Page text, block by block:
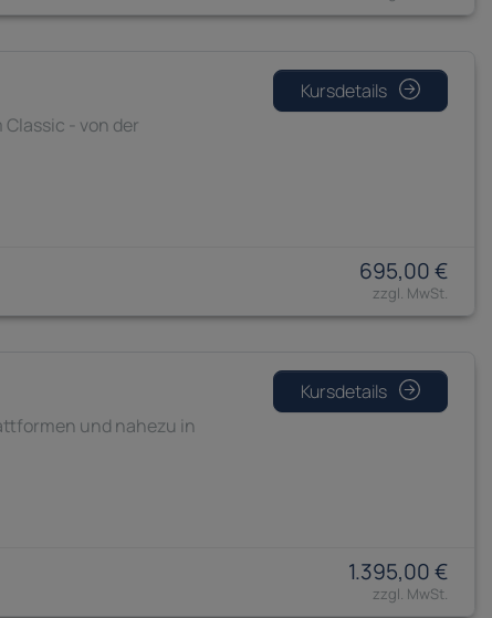
- von der
Kursdetails
695,00 €
und nahezu in
Kursdetails
1.395,00 €